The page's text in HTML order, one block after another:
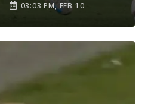
03:03 PM, FEB 10